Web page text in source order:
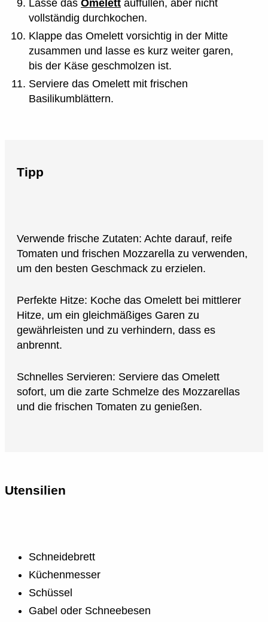
Lasse das Omelett auffüllen, aber nicht
vollständig durchkochen.
Klappe das Omelett vorsichtig in der Mitte
zusammen und lasse es kurz weiter garen,
bis der Käse geschmolzen ist.
Serviere das Omelett mit frischen
Basilikumblättern.
Tipp
Verwende frische Zutaten: Achte darauf, reife
Tomaten und frischen Mozzarella zu verwenden,
um den besten Geschmack zu erzielen.
Perfekte Hitze: Koche das Omelett bei mittlerer
Hitze, um ein gleichmäßiges Garen zu
gewährleisten und zu verhindern, dass es
anbrennt.
Schnelles Servieren: Serviere das Omelett
sofort, um die zarte Schmelze des Mozzarellas
und die frischen Tomaten zu genießen.
Utensilien
Schneidebrett
Küchenmesser
Schüssel
Gabel oder Schneebesen